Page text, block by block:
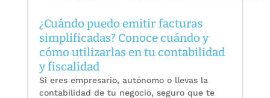
¿Cuándo puedo emitir facturas
simplificadas? Conoce cuándo y
cómo utilizarlas en tu contabilidad
y fiscalidad
Si eres empresario, autónomo o llevas la
contabilidad de tu negocio, seguro que te